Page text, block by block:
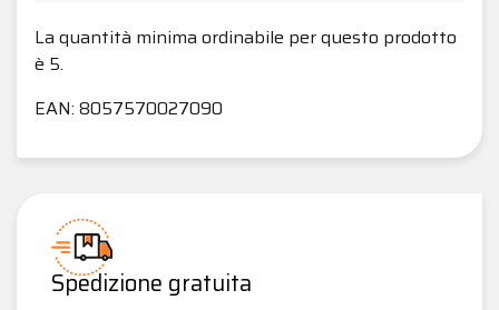
La quantità minima ordinabile per questo prodotto
è 5.
EAN: 8057570027090
Spedizione gratuita